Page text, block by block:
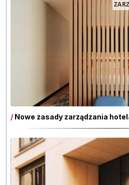
/ Nowe zasady zarządzania